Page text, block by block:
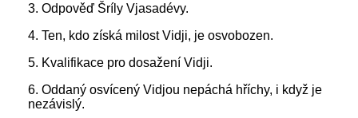
3. Odpověď Šríly Vjasadévy.
4. Ten, kdo získá milost Vidji, je osvobozen.
5. Kvalifikace pro dosažení Vidji.
6. Oddaný osvícený Vidjou nepáchá hříchy, i když je
nezávislý.